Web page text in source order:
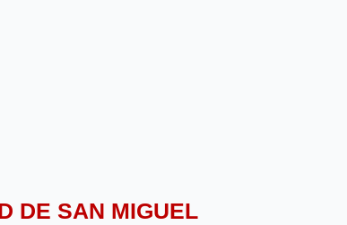
DE SAN MIGUEL